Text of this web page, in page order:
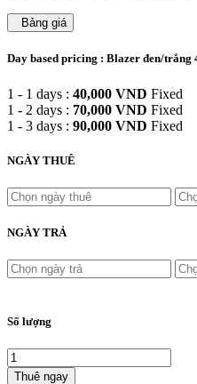
Bảng giá
Day based pricing : Blazer đen/trắng
1 - 1 days : 40,000 VND Fixed
1 - 2 days : 70,000 VND Fixed
1 - 3 days : 90,000 VND Fixed
NGÀY THUÊ
NGÀY TRẢ
Số lượng
Thuê ngay